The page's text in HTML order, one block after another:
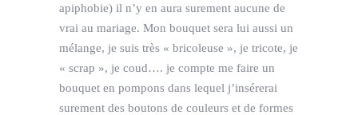
apiphobie) il n’y en aura surement aucune de
vrai au mariage. Mon bouquet sera lui aussi un
mélange, je suis très « bricoleuse », je tricote, je
« scrap », je coud…. je compte me faire un
bouquet en pompons dans lequel j’insérerai
surement des boutons de couleurs et de formes